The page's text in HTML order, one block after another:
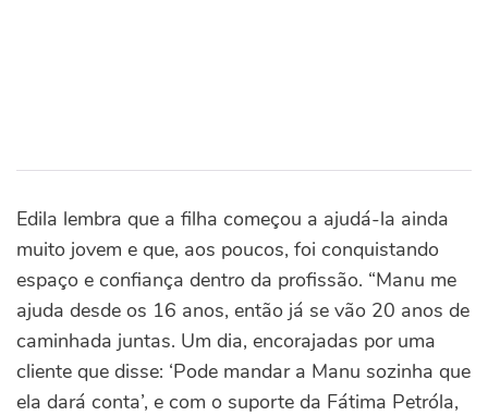
Edila lembra que a filha começou a ajudá-la ainda
muito jovem e que, aos poucos, foi conquistando
espaço e confiança dentro da profissão. “Manu me
ajuda desde os 16 anos, então já se vão 20 anos de
caminhada juntas. Um dia, encorajadas por uma
cliente que disse: ‘Pode mandar a Manu sozinha que
ela dará conta’, e com o suporte da Fátima Petróla,